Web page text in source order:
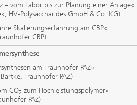
– vom Labor bis zur Planung einer Anlage«
HV-Polysaccharides GmbH & Co. KG)
Skalierungserfahrung am CBP«
CBP)
am Fraunhofer PAZ«
Fraunhofer PAZ)
CO2 zum Hochleistungspolymer«
PAZ)